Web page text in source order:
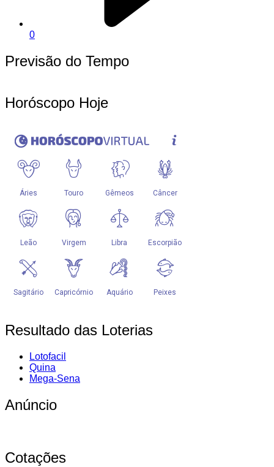
0
Previsão do Tempo
Horóscopo Hoje
Resultado das Loterias
Lotofacil
Quina
Mega-Sena
Anúncio
Cotações